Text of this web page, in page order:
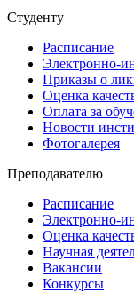
Студенту
Расписание
Электронно-
Приказы о
Оценка
Оплата за
Новости
Фотогалерея
Преподавателю
Расписание
Электронно-
Оценка
Научная
Вакансии
Конкурсы